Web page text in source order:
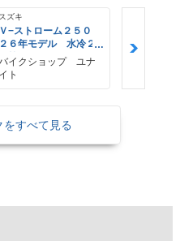
スズキ
Ｖ−ストローム２５０
２６年モデル 水冷２
気筒エンジン ＬＥＤ
ヘッドライト標準装備
イクショップ ユナ
イト
をすべて見る